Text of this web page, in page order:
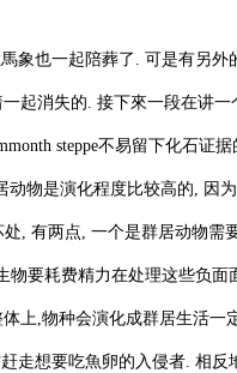
也一起陪葬了. 可是有另外
起消失的. 接下來一段在讲
steppe不易留下化石证
是演化程度比较高的, 因
, 有两点, 一个是群居动物需
要耗费精力在处理这些负面
上,物种会演化成群居生活一
走想要吃魚卵的入侵者. 相